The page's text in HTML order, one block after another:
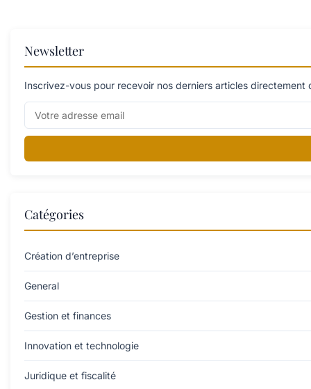
Newsletter
Inscrivez-vous pour recevoir nos derniers articles directement
Catégories
Création d’entreprise
General
Gestion et finances
Innovation et technologie
Juridique et fiscalité